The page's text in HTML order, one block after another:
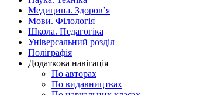
Медицина. Здоров’я
Мови. Філологія
Школа. Педагогіка
Універсальний розділ
Поліграфія
Додаткова навігація
По авторах
По видавництвах